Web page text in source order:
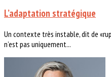
L’adaptation stratégique
Un contexte très instable, dit de
n’est pas uniquement...